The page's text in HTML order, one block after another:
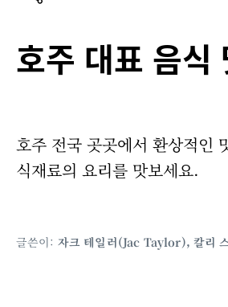
호주 대표 음식
호주 전국 곳곳에서 환상적인
식재료의 요리를 맛보세요.
글쓴이: 자크 테일러(Jac Taylor), 칼리